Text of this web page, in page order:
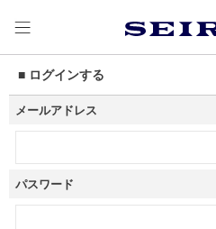
■ ログインする
メールアドレス
パスワード